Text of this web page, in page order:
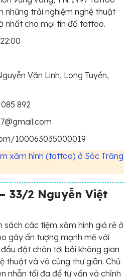
những trải nghiệm nghệ thuật
nhất cho mọi tín đồ tattoo.
Văn Linh, Long Tuyền,
892
100063035000019
xăm hình (tattoo) ở Sóc Trăng
33/2 Nguyễn Việt
sách các tiệm xăm hình giá rẻ ở
gây ấn tượng mạnh mẽ với
đặt chân tới bởi không gian
thuật và vô cùng thư giãn. Chủ
nhẫn tối đa để tư vấn và chỉnh